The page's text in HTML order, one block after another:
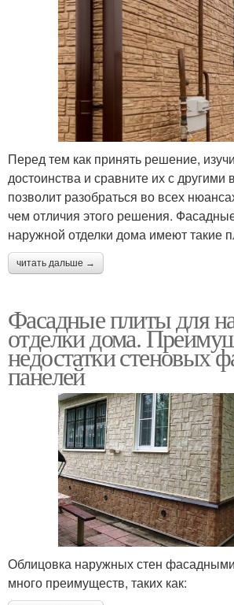
Перед тем как принять решение,
достоинства и сравните их с
позволит разобраться во всех
чем отличия этого решения.
наружной отделки дома имеют такие
читать дальше →
Фасадные плиты для
отделки дома.
недостатки стеновых
панелей
Облицовка наружных стен
много преимуществ, таких как: